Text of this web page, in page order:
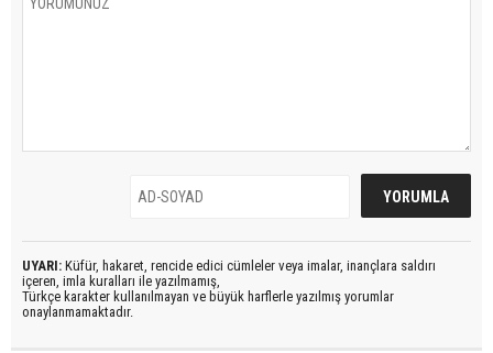
UYARI: Küfür, hakaret, rencide edici cümleler veya imalar, inançlara saldırı
içeren, imla kuralları ile yazılmamış,
Türkçe karakter kullanılmayan ve büyük harflerle yazılmış yorumlar
onaylanmamaktadır.